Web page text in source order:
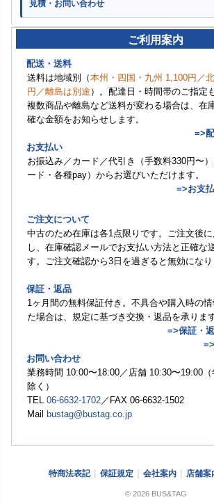
見積・お問い合わせ
ご利用案内
配送・送料
送料は地域別（本州・四国・九州 1,100円／
円／離島は別途 ）。配達日・時間帯のご指定
複数商品や離島など送料が変わる場合は、在
確な金額をお知らせします。
=>
お支払い
お振込み／カード／代引き（手数料330円〜
ード・各種pay）からお選びいただけます。
=>お支
ご注文について
中古のため在庫は各1点限りです。ご注文後
し、在庫確認メールでお支払い方法と正確な
す。ご注文確認から3日を過ぎると無効になり
保証・返品
1ヶ月間の無料保証付き。不具合や購入時の
た場合は、規定に基づき交換・返品を承ります
=>保証・
お問い合わせ
業務時間 10:00〜18:00／店舗 10:30〜19:00
除く）
TEL 06-6632-1702 ／FAX 06-6632-1502
Mail bustag@bustag.co.jp
特商法表記 保証規定 会社案内 店舗案
© 2026 BUS&TAG